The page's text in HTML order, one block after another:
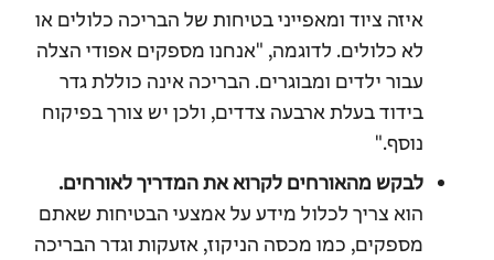
איזה ציוד ומאפייני בטיחות של הבריכה כלולים או
לא כלולים. לדוגמה, "אנחנו מספקים אפודי הצלה
עבור ילדים ומבוגרים. הבריכה אינה כוללת גדר
בידוד בעלת ארבעה צדדים, ולכן יש צורך בפיקוח
נוסף."
לבקש מהאורחים לקרוא את המדריך לאורחים.
הוא צריך לכלול מידע על אמצעי הבטיחות שאתם
מספקים, כמו מכסה הניקוז, אזעקות וגדר הבריכה